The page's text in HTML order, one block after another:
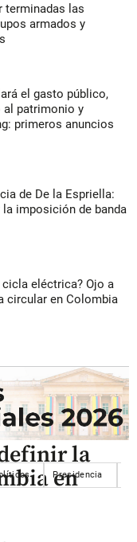
terminadas las
armados y
el gasto público,
al patrimonio y
primeros anuncios
de De la Espriella:
imposición de banda
eléctrica? Ojo a
circular en Colombia
Presidencia
la
en